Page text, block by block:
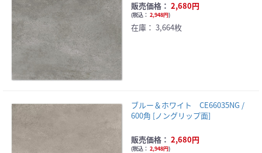
販売価格： 2,680円
(税込： 2,948円)
在庫： 3,664枚
ブルー＆ホワイト CE66035NG /
600角 [ノングリップ面]
販売価格： 2,680円
(税込： 2,948円)